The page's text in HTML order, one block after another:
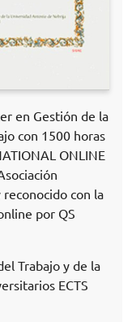
en Gestión de la
con 1500 horas
ONLINE
reconocido con la
por QS
Trabajo y de la
ECTS